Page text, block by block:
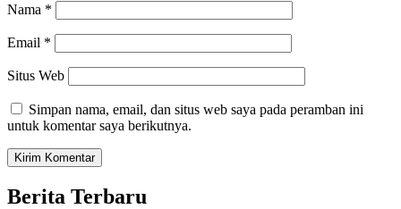
Nama *
Email *
Situs Web
Simpan nama, email, dan situs web saya pada peramban ini
untuk komentar saya berikutnya.
Berita Terbaru